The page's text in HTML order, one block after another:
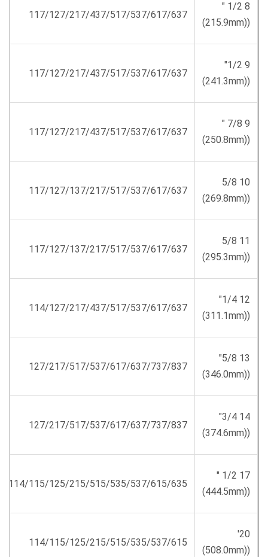
8 1/2 "
((215.9mm)
117/127/217/437/517/537/617/637
9 1/2"
((241.3mm)
117/127/217/437/517/537/617/637
9 7/8 "
((250.8mm)
117/127/217/437/517/537/617/637
10 5/8
((269.8mm)
117/127/137/217/517/537/617/637
11 5/8
((295.3mm)
117/127/137/217/517/537/617/637
12 1/4"
((311.1mm)
114/127/217/437/517/537/617/637
13 5/8"
((346.0mm)
127/217/517/537/617/637/737/837
14 3/4"
((374.6mm)
127/217/517/537/617/637/737/837
17 1/2 "
((444.5mm)
114/115/125/215/515/535/537/615/635
20'
((508.0mm)
114/115/125/215/515/535/537/615